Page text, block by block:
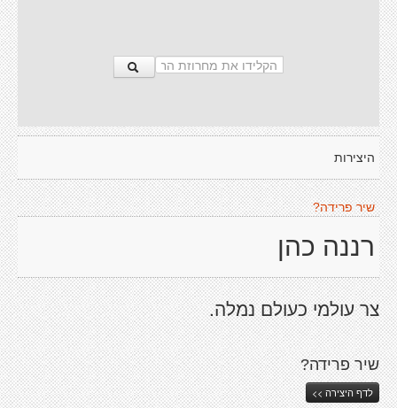
היצירות
שיר פרידה?
רננה כהן
צר עולמי כעולם נמלה.
שיר פרידה?
לדף היצירה >>